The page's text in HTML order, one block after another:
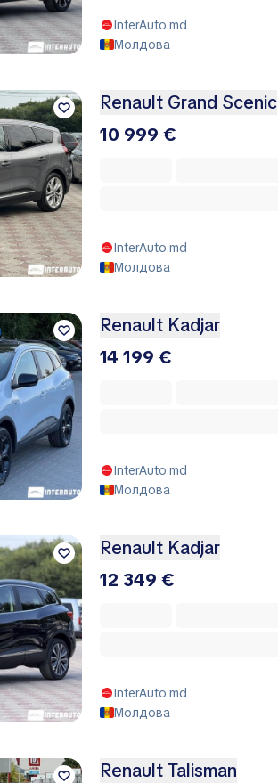
InterAuto.md
Молдова
Renault Grand Scenic
10 999 €
InterAuto.md
Молдова
Renault Kadjar
14 199 €
InterAuto.md
Молдова
Renault Kadjar
12 349 €
InterAuto.md
Молдова
Renault Talisman